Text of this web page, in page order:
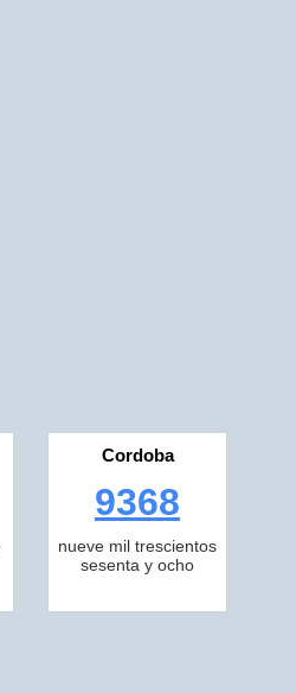
Cordoba
9368
nueve mil trescientos
sesenta y ocho